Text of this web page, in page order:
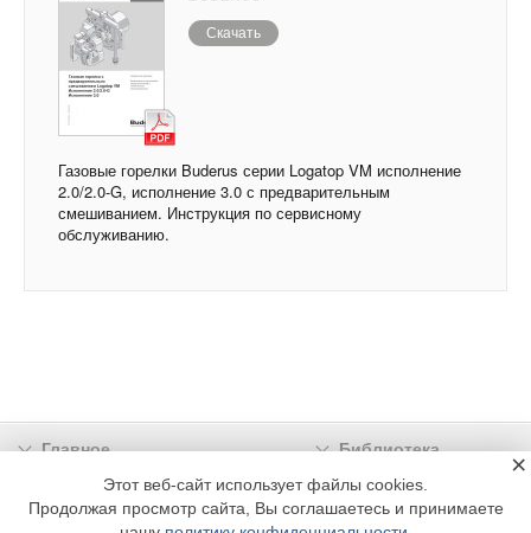
Скачать
Газовые горелки Buderus серии Logatop VM исполнение
2.0/2.0-G, исполнение 3.0 с предварительным
смешиванием. Инструкция по сервисному
обслуживанию.
Главное
Библиотека
Подписка
Реклама
Информация
Этот веб-сайт использует файлы cookies.
Продолжая просмотр сайта, Вы соглашаетесь и принимаете
×